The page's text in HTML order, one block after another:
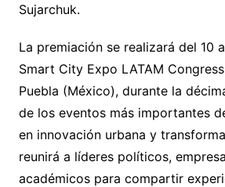
Sujarchuk.
La premiación se realizará del 10
Smart City Expo LATAM
Puebla (México), durante la
de los eventos más importantes
en innovación urbana y
reunirá a líderes políticos,
académicos para compartir